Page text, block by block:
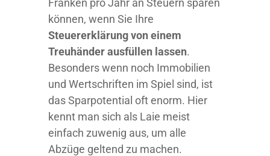
Franken pro Jahr an Steuern sparen
können, wenn Sie Ihre
Steuererklärung von einem
Treuhänder ausfüllen lassen.
Besonders wenn noch Immobilien
und Wertschriften im Spiel sind, ist
das Sparpotential oft enorm. Hier
kennt man sich als Laie meist
einfach zuwenig aus, um alle
Abzüge geltend zu machen.